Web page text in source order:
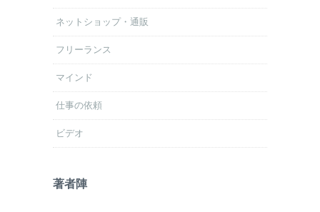
ネットショップ・通販
フリーランス
マインド
仕事の依頼
ビデオ
著者陣